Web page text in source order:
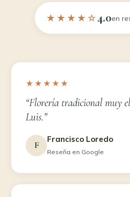
★★★★☆4.0en
★★★★★
“Florería tradicional muy
Luis.”
F
Francisco Loredo
Reseña en Google